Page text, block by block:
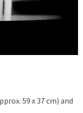
59 x 37 cm) and